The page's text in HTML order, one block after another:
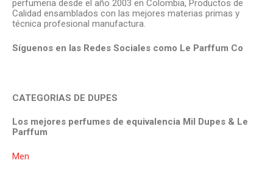
perfumeria desde el año 2003 en Colombia, Productos de
Calidad ensamblados con las mejores materias primas y
técnica profesional manufactura.
Síguenos en las Redes Sociales como Le Parffum Co
CATEGORIAS DE DUPES
Los mejores perfumes de equivalencia Mil Dupes & Le
Parffum
Men